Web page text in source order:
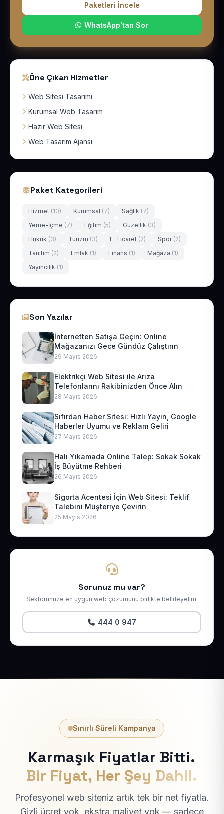
Paketleri İncele
WhatsApp'tan Sor
Öne Çıkan Hizmetler
Web Sitesi Tasarımı
Kurumsal Web Tasarım
Hazır Web Sitesi
Web Tasarım Ajansı
Paket Kategorileri
Hizmet (10) Kurumsal (7) Sağlık (7)
Yeme-İçme (7) Eğitim (5) Güzellik (3)
Hukuk (3) Turizm (3) E-Ticaret (2) Spor (2)
Tanıtım (2) Emlak (1) Finans (1) Mağaza (1)
Yayıncılık (1)
Son Yazılar
İnternetten Satışa Geçin: Online
Mağazanızı Gece Gündüz Çalıştırın
29 Mayıs 2026
Elektrikçi Web Sitesi ile Arıza
Telefonlarını Rakibinizden Önce Alın
28 Mayıs 2026
Sıfırdan Haber Sitesi: Hızlı Yayın, Google
Haberler Uyumu ve Reklam Geliri
27 Mayıs 2026
Halı Yıkamada Online Talep: Sokak Sokak
İş Büyütme Rehberi
26 Mayıs 2026
Sigorta Acentesi İçin Web Sitesi: Teklif
Talebini Müşteriye Çevirin
25 Mayıs 2026
Sorunuz mu var?
Sektörünüze en uygun web çözümünü birlikte belirleyelim.
444 0 947
Sınırlı Süreli Kampanya
Karmaşık Fiyatlar Bitti.
Bir Fiyat, Her Şey Dahil.
Profesyonel web siteniz artık tek bir net fiyatla.
Gizli ücret yok, ekstra maliyet yok — sadece